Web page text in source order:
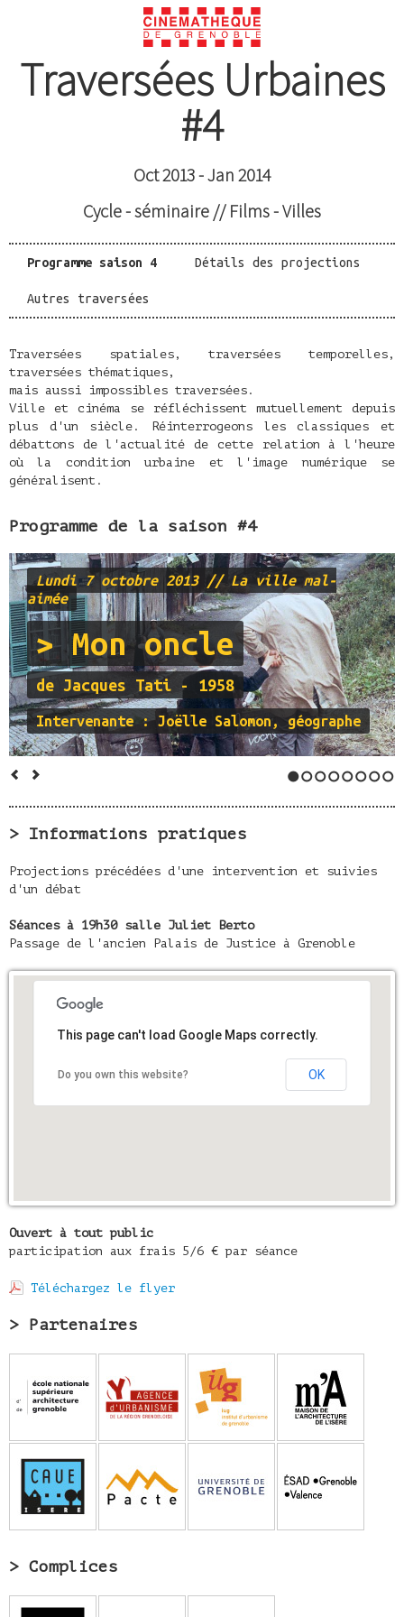
Traversées Urbaines
#4
Oct 2013 - Jan 2014
Cycle - séminaire // Films - Villes
Programme saison 4 Détails des projections
Autres traversées
Traversées spatiales, traversées temporelles,
traversées thématiques,
mais aussi impossibles traversées.
Ville et cinéma se réfléchissent mutuellement depuis
plus d'un siècle. Réinterrogeons les classiques et
débattons de l'actualité de cette relation à l'heure
où la condition urbaine et l'image numérique se
généralisent.
Programme de la saison #4
Lundi 7 octobre 2013// La ville mal-
aimée
> Mon oncle
de Jacques Tati - 1958
Intervenante : Joëlle Salomon, géographe
> Informations pratiques
Projections précédées d'une intervention et suivies
d'un débat
Séances à 19h30 salle Juliet Berto
Passage de l'ancien Palais de Justice à Grenoble
This page can't load Google Maps correctly.
Do you own this website? OK
Ouvert à tout public
participation aux frais 5/6 € par séance
Téléchargez le flyer
> Partenaires
> Complices